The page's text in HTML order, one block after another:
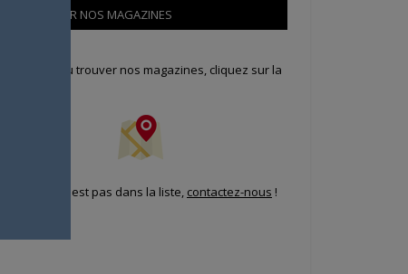
OÙ TROUVER NOS MAGAZINES
Pour savoir où trouver nos magazines, cliquez sur la
Si votre ville n'est pas dans la liste, contactez-nous !